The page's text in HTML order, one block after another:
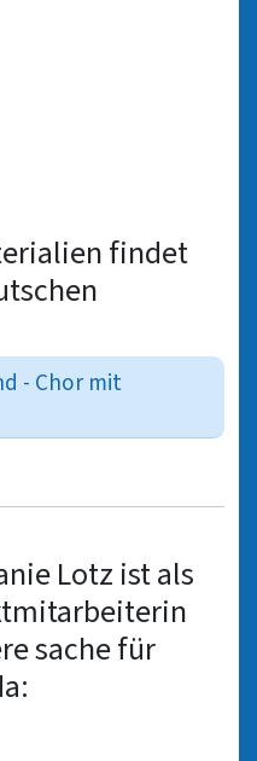
findet
- Chor mit
Lotz ist als
sache für